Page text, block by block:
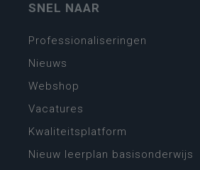
SNEL NAAR
Professionaliseringen
Nieuws
Webshop
Vacatures
Kwaliteitsplatform
Nieuw leerplan basisonderwijs